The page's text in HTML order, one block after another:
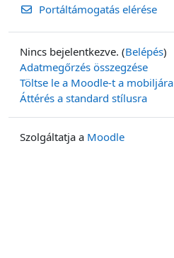
Portáltámogatás elérése
Nincs bejelentkezve. (Belépés)
Adatmegőrzés összegzése
Töltse le a Moodle-t a mobiljára
Áttérés a standard stílusra
Szolgáltatja a Moodle